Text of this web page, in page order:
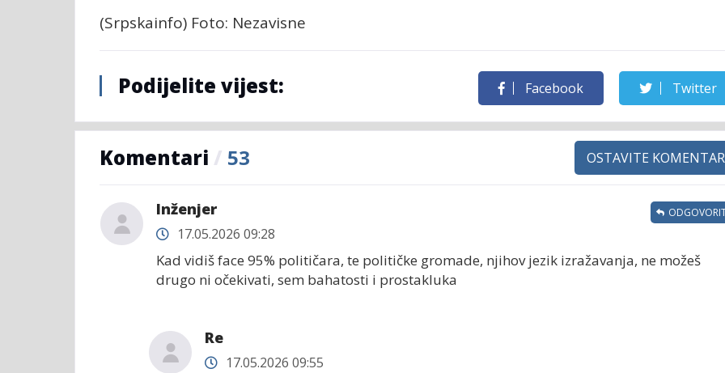
(Srpskainfo) Foto: Nezavisne
Podijelite vijest: Facebook Twitter
Komentari / 53 OSTAVITE KOMENTAR
Inženjer
17.05.2026 09:28
Kad vidiš face 95% političara, te političke gromade, njihov jezik izražavanja, ne možeš
drugo ni očekivati, sem bahatosti i prostakluka
Re
17.05.2026 09:55